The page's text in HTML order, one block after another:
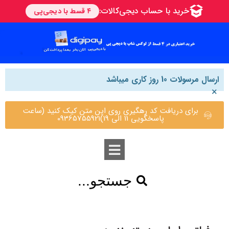
ارسال مرسولات 10 روز کاری میباشد
×
برای دریافت کد رهگیری روی این متن کیک کنید (ساعت
پاسخگویی 11 الی 19)09365755921
جستجو...